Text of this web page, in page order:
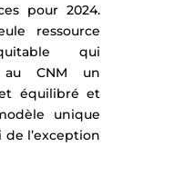
pour 2024.
ressource
qui
au CNM un
équilibré et
unique
de l’exception